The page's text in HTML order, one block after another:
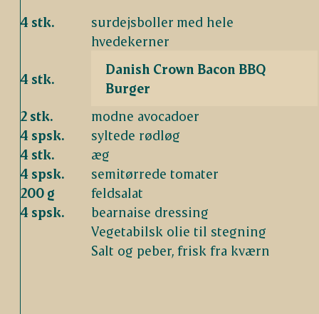
4 stk.
surdejsboller med hele
hvedekerner
4 stk.
Danish Crown Bacon BBQ
Burger
2 stk.
modne avocadoer
4 spsk.
syltede rødløg
4 stk.
æg
4 spsk.
semitørrede tomater
200 g
feldsalat
4 spsk.
bearnaise dressing
Vegetabilsk olie til stegning
Salt og peber, frisk fra kværn